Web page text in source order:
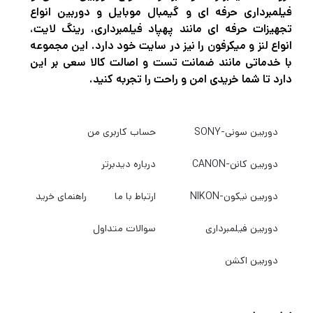
اگر در حرفه عکاسی و فیلمبرداری مشغول به
فعالیت هستید قطعاً برای این که بتوانید عکس
های حرفه ای و بی نظیر خلق کنید و بهترین نوع
باکیفیت و مجهز برای عکاسی و فیلمبرداری دارید.
اگر میخواهید بهترین دوربین عکاسی و
دوربین،گیمبال موبایل و هر نوع تجهیزات آتلیه را
با بهترین کیفیت و قیمت خریداری کنید به
فیلمبرداری حرفه ای و گیمبال موبایل و دوربین انواع
تجهیزات حرفه ای مانند پهپاد فیلمبرداری، رینگ لایت،
انواع لنز و میکرفون را نیز در سایت خود دارد. این مجموعه
با خدماتی مانند ضمانت تست و اصالت کالا سعی بر این
دارد تا شما خریدی امن و راحت را تجربه کنید.
دوربین سونی-SONY
دوربین کانن-CANON
دوربین نیکون-NIKON
دوربین فیلمبرداری
دوربین اکشن
حساب کاربری من
درباره دیدبرتر
ارتباط با ما راهنمای خرید
سوالات متداول